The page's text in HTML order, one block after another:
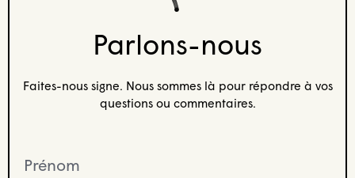
Parlons-nous
Faites-nous signe. Nous sommes là pour répondre à vos
questions ou commentaires.
(Nécessaire)